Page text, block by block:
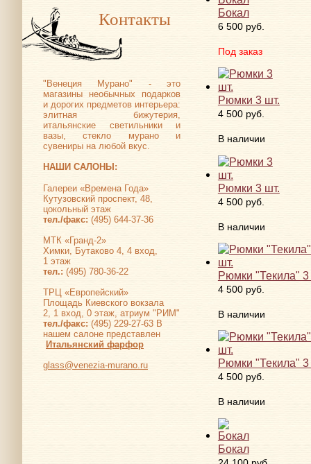
Контакты
"Венеция Мурано" - это
магазины необычных подарков
и дорогих предметов интерьера:
элитная бижутерия,
итальянские светильники и
вазы, стекло мурано и
сувениры на любой вкус.
НАШИ САЛОНЫ:
Галереи «Времена Года»
Кутузовский проспект, 48,
цокольный этаж
тел./факс: (495) 644-37-36
МТК «Гранд-2»
Химки, Бутаково 4, 4 вход,
1 этаж
тел.: (495) 780-36-22
ТРЦ «Европейский»
Площадь Киевского вокзала
2, 1 вход, 0 этаж, атриум "РИМ"
тел./факс: (495) 229-27-63 В
нашем салоне представлен
Итальянский фарфор
glass@venezia-murano.ru
Бокал
6 500 руб.
Под заказ
Рюмки 3 шт.
4 500 руб.
В наличии
Рюмки 3 шт.
4 500 руб.
В наличии
Рюмки "Текила" 3
4 500 руб.
В наличии
Рюмки "Текила" 3
4 500 руб.
В наличии
Бокал